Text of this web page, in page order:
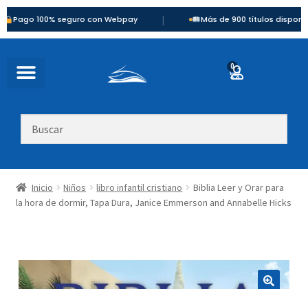
100% seguro con Webpay | Más de 900 títulos disponibles
0
Inicio Niños libro infantil cristiano
Biblia Leer y Orar para
la hora de dormir, Tapa Dura, Janice Emmerson and Annabelle Hicks